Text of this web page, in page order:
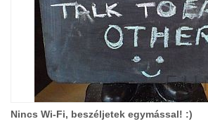
Nincs Wi-Fi, beszéljetek egymással! :)